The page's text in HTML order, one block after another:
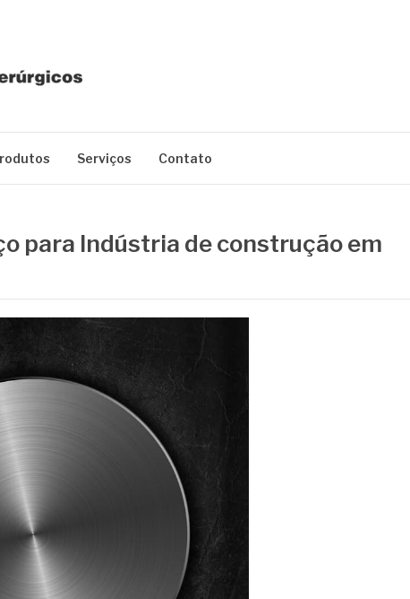
Serviços Contato
para Indústria de construção em